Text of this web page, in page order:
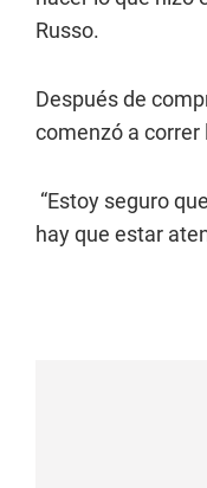
Russo.
Después de
comenzó a correr
“Estoy seguro
hay que estar